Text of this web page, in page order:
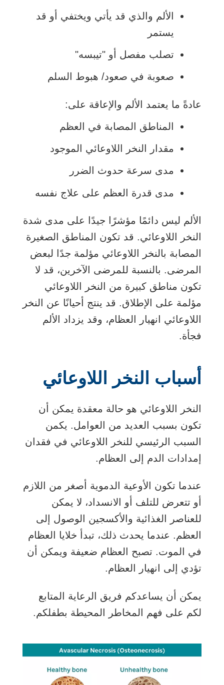
الألم والذي قد يأتي ويختفي أو قد
يستمر
تصلب مفصل أو "تيبسه"
صعوبة في صعود/ هبوط السلم
عادةً ما يعتمد الألم والإعاقة على:
المناطق المصابة في العظم
مقدار النخر اللاوعائي الموجود
مدى سرعة حدوث الضرر
مدى قدرة العظم على علاج نفسه
الألم ليس دائمًا مؤشرًا جيدًا على مدى شدة
النخر اللاوعائي. قد تكون المناطق الصغيرة
المصابة بالنخر اللاوعائي مؤلمة جدًا لبعض
المرضى. بالنسبة للمرضى الآخرين، قد لا
تكون مناطق كبيرة من النخر اللاوعائي
مؤلمة على الإطلاق. قد ينتج أحيانًا عن النخر
اللاوعائي انهيار العظام، وقد يزداد الألم
فجأة.
أسباب النخر اللاوعائي
النخر اللاوعائي هو حالة معقدة يمكن أن
تكون بسبب العديد من العوامل. يكمن
السبب الرئيسي للنخر اللاوعائي في فقدان
إمدادات الدم إلى العظام.
عندما تكون الأوعية الدموية أصغر من اللازم
أو تتعرض للتلف أو الانسداد، لا يمكن
للعناصر الغذائية والأكسجين الوصول إلى
العظم. عندما يحدث ذلك، تبدأ خلايا العظام
في الموت. تصبح العظام ضعيفة ويمكن أن
تؤدي إلى انهيار العظام.
يمكن أن يساعدكم فريق الرعاية المتابع
لكم على فهم المخاطر المحيطة بطفلكم.